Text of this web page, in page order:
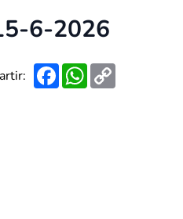
6-2026
FacebookWhatsApp